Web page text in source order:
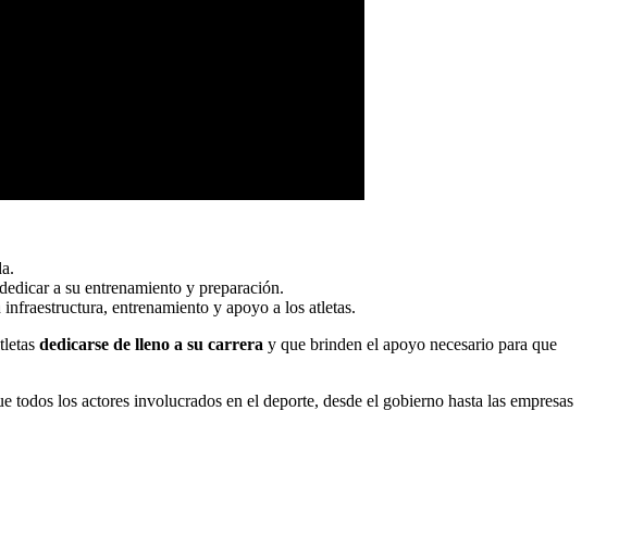
a su entrenamiento y preparación.
entrenamiento y apoyo a los atletas.
dedicarse de lleno a su carrera y que brinden el apoyo necesario para que
los actores involucrados en el deporte, desde el gobierno hasta las empresas